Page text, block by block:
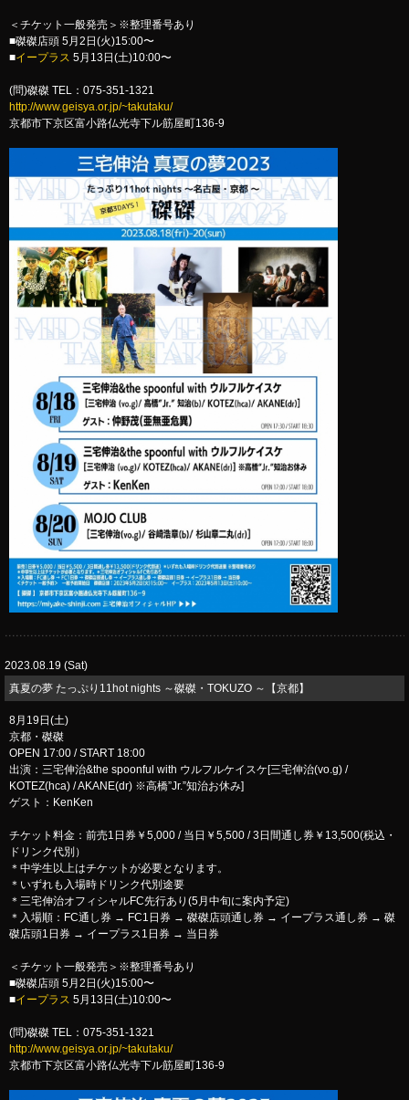
＜チケット一般発売＞※整理番号あり
■磔磔店頭 5月2日(火)15:00〜
■イープラス 5月13日(土)10:00〜
(問)磔磔 TEL：075-351-1321
http://www.geisya.or.jp/~takutaku/
京都市下京区富小路仏光寺下ル筋屋町136-9
2023.08.19 (Sat)
真夏の夢 たっぷり11hot nights ～磔磔・TOKUZO ～【京都】
8月19日(土)
京都・磔磔
OPEN 17:00 / START 18:00
出演：三宅伸治&the spoonful with ウルフルケイスケ[三宅伸治(vo.g) /
KOTEZ(hca) / AKANE(dr) ※高橋”Jr.”知治お休み]
ゲスト：KenKen
チケット料金：前売1日券￥5,000 / 当日￥5,500 / 3日間通し券￥13,500(税込・
ドリンク代別）
＊中学生以上はチケットが必要となります。
＊いずれも入場時ドリンク代別途要
＊三宅伸治オフィシャルFC先行あり(5月中旬に案内予定)
＊入場順：FC通し券 → FC1日券 → 磔磔店頭通し券 → イープラス通し券 → 磔
磔店頭1日券 → イープラス1日券 → 当日券
＜チケット一般発売＞※整理番号あり
■磔磔店頭 5月2日(火)15:00〜
■イープラス 5月13日(土)10:00〜
(問)磔磔 TEL：075-351-1321
http://www.geisya.or.jp/~takutaku/
京都市下京区富小路仏光寺下ル筋屋町136-9